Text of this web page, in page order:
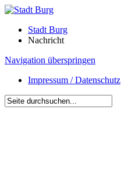
Stadt Burg
Nachricht
Navigation überspringen
Impressum / Datenschutz